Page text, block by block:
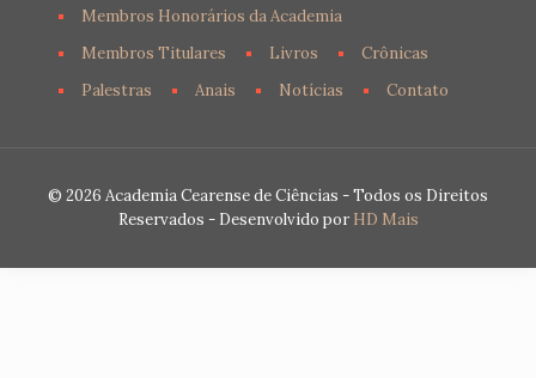
Membros Honorários da Academia
Membros Titulares
Livros
Crônicas
Palestras
Anais Notícias Contato
© 2026 Academia Cearense de Ciências - Todos os Direitos
Reservados - Desenvolvido por HD Mais